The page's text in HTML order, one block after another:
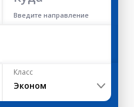
Введите направление
Класс
Эконом